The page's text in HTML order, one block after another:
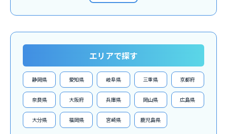
エリアで探す
静岡県 愛知県 岐阜県 三重県 京都府
奈良県 大阪府 兵庫県 岡山県 広島県
大分県 福岡県 宮崎県 鹿児島県